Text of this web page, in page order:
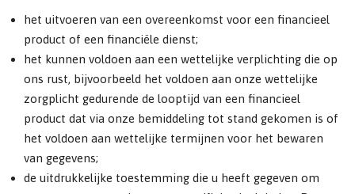
het uitvoeren van een overeenkomst voor een financieel
product of een financiële dienst;
het kunnen voldoen aan een wettelijke verplichting die op
ons rust, bijvoorbeeld het voldoen aan onze wettelijke
zorgplicht gedurende de looptijd van een financieel
product dat via onze bemiddeling tot stand gekomen is of
het voldoen aan wettelijke termijnen voor het bewaren
van gegevens;
de uitdrukkelijke toestemming die u heeft gegeven om